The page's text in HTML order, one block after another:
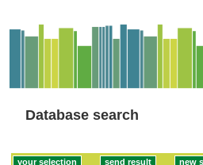
Database search